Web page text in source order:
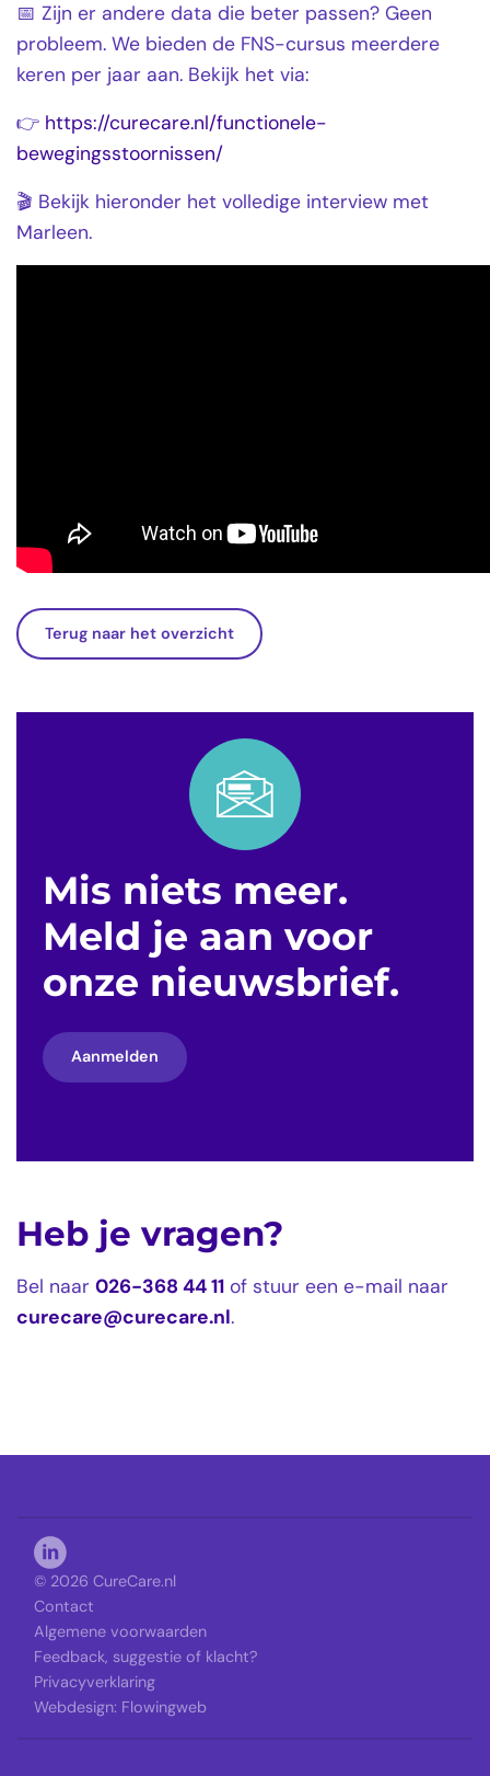
📅 Zijn er andere data die beter passen? Geen
probleem. We bieden de FNS-cursus meerdere
keren per jaar aan. Bekijk het via:
👉 https://curecare.nl/functionele-
bewegingsstoornissen/
🎬 Bekijk hieronder het volledige interview met
Marleen.
Terug naar het overzicht
Mis niets meer.
Meld je aan voor
onze nieuwsbrief.
Aanmelden
Heb je vragen?
Bel naar 026-368 44 11 of stuur een e-mail naar
curecare@curecare.nl.
© 2026 CureCare.nl
Contact
Algemene voorwaarden
Feedback, suggestie of klacht?
Privacyverklaring
Webdesign: Flowingweb